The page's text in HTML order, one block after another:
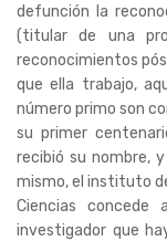
defunción la
(titular de una
reconocimientos
que ella trabajo,
número primo son
su primer
recibió su nombre,
mismo, el instituto
Ciencias concede
investigador que